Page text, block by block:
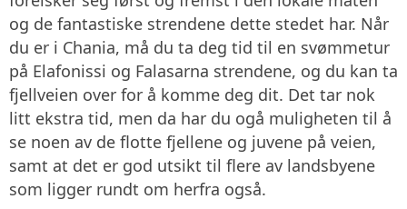
og de fantastiske strendene dette stedet har. Når
du er i Chania, må du ta deg tid til en svømmetur
på Elafonissi og Falasarna strendene, og du kan ta
fjellveien over for å komme deg dit. Det tar nok
litt ekstra tid, men da har du ogå muligheten til å
se noen av de flotte fjellene og juvene på veien,
samt at det er god utsikt til flere av landsbyene
som ligger rundt om herfra også.